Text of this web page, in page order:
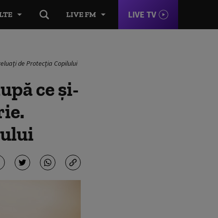
LIVE FM LIVE TV
de Protecția Copilului
ce și-